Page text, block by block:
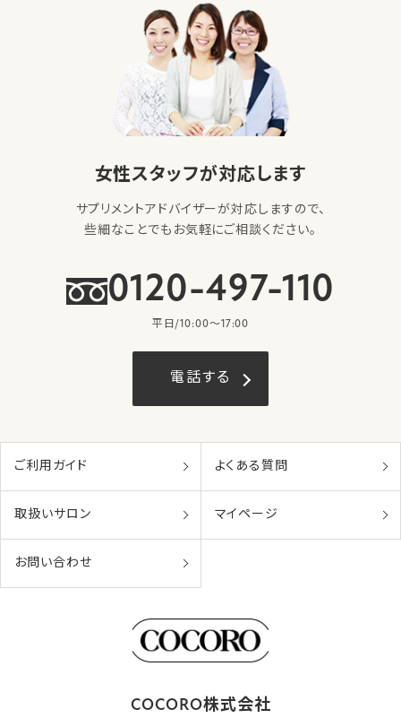
女性スタッフが対応します
サプリメントアドバイザーが対応しますので、
些細なことでもお気軽にご相談ください。
0120-497-110
平日/10:00〜17:00
電話する
ご利用ガイド よくある質問
取扱いサロン マイページ
お問い合わせ
COCORO株式会社